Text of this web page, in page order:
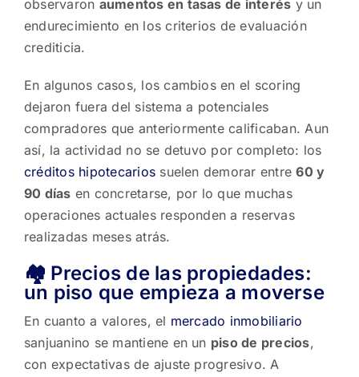
observaron aumentos en tasas de interés y un
endurecimiento en los criterios de evaluación
crediticia.
En algunos casos, los cambios en el scoring
dejaron fuera del sistema a potenciales
compradores que anteriormente calificaban. Aun
así, la actividad no se detuvo por completo: los
créditos hipotecarios suelen demorar entre60 y
90 días en concretarse, por lo que muchas
operaciones actuales responden a reservas
realizadas meses atrás.
🏘️ Precios de las propiedades:
un piso que empieza a moverse
En cuanto a valores, el mercado inmobiliario
sanjuanino se mantiene en un piso de precios,
con expectativas de ajuste progresivo. A